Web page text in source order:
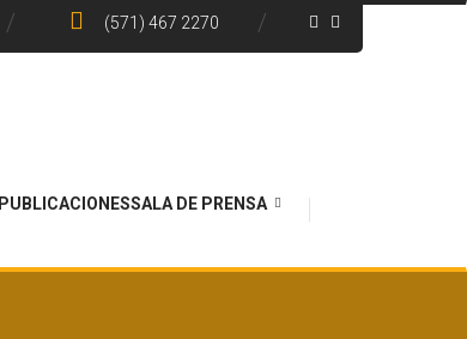
(571) 467 2270
PUBLICACIONESSALA DE PRENSA